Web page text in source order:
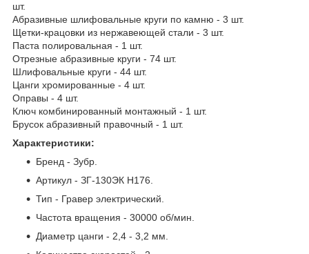
шт.
Абразивные шлифовальные круги по камню - 3 шт.
Щетки-крацовки из нержавеющей стали - 3 шт.
Паста полировальная - 1 шт.
Отрезные абразивные круги - 74 шт.
Шлифовальные круги - 44 шт.
Цанги хромированные - 4 шт.
Оправы - 4 шт.
Ключ комбинированный монтажный - 1 шт.
Брусок абразивный правочный - 1 шт.
Характеристики:
Бренд - Зубр.
Артикул - ЗГ-130ЭК H176.
Тип - Гравер электрический.
Частота вращения - 30000 об/мин.
Диаметр цанги - 2,4 - 3,2 мм.